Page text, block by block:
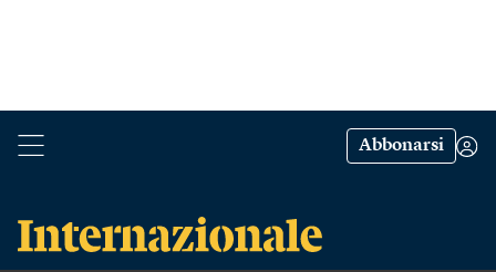
Abbonarsi